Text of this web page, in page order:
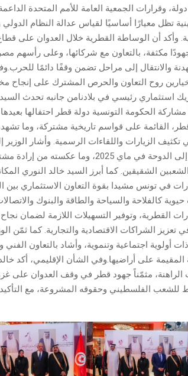
من 150 دولة، وقرارات الجمعية العامة للأمم المتحدة
تظل معيارًا أساسيًا لقياس عدالة النظام
وأكد أن الوساطة القطرية خلال العدوان على
مكثفة، بالتعاون مع شركائها، وعلى رأسهم مصر
والانتقال إلى مراحل تضمن وقفًا دائمًا
روح التعاون والحرص المشترك على إنجاح
استثماري رئيسي في بلادنامن جانبه تحدث السيد
الحكومة التونسية دولة قطر احتفالها
القائمة على قواسم تاريخية مشتركة، وما
الزيارات واللقاءات الرسمية. وأشار
النفطي إلى الدوحة في ماي 2025، وما
الشقيقين. كما أبرز السيد خالد النوري
في تونس مشيدا بقوة التعاون الاستثماري
كالفلاحة والسياحة والطاقة والبنوك
القطرية، وتوفير التسهيلات اللازمة لضمان
تعزيز الشراكات الاقتصادية والتجارية. كما ثمّن
أولوية اجتماعية وتنموية، وأشاد بالتعاون الفني
المقيمة على أراضيها.وفي الشأن الإقليمي، أكد
الراهنة، مثمّناً جهود قطر في وقف العدوان على
للشعب الفلسطيني وحقوقه المشروعة، مع